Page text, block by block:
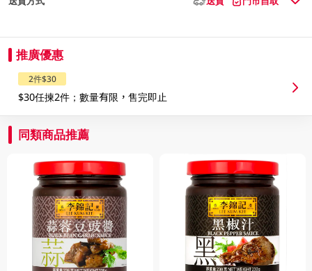
推廣優惠
2件$30
$30任揀2件；數量有限，售完即止
同類商品推薦